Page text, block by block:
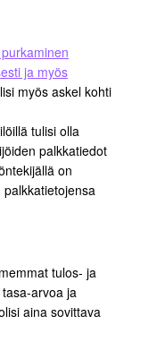
ja myös
myös askel kohti
tulisi olla
palkkatiedot
on
tulos- ja
arvoa ja
aina sovittava